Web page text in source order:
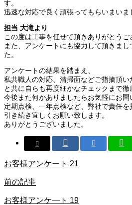
す。
迅速な対応で良く頑張ってもらいまいま
担当 大滝より
この度は工事を任せて頂きありがとうご
また、アンケートにも協力して頂きま
た。
アンケートの結果を踏まえ、
私共職人の対応、清掃面などご指摘頂い
と共に自らも再度細かなチェックまで徹
今後また何かありましたらお気軽にお問
定期点検、一年点検など、弊社で責任を
引き続き宜しくお願い致します。
ありがとうございました。
お客様アンケート 21
前の記事
お客様アンケ―ト 19